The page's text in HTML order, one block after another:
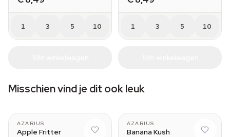
1 3 5 10 1 3 5 10
Misschien vind je dit ook leuk
AZARIUS
Apple Fritter
AZARIUS
Banana Kush